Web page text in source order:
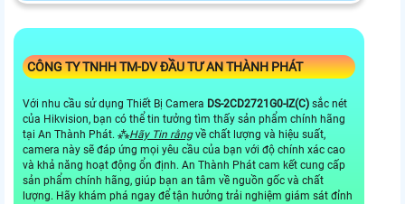
CÔNG TY TNHH TM-DV ĐẦU TƯ AN THÀNH PHÁT
Với nhu cầu sử dụng Thiết Bị Camera DS-2CD2721G0-IZ(C) sắc nét
của Hikvision, bạn có thể tin tưởng tìm thấy sản phẩm chính hãng
tại An Thành Phát. ⁂Hãy Tin rằngvề chất lượng và hiệu suất,
camera này sẽ đáp ứng mọi yêu cầu của bạn với độ chính xác cao
và khả năng hoạt động ổn định. An Thành Phát cam kết cung cấp
sản phẩm chính hãng, giúp bạn an tâm về nguồn gốc và chất
lượng. Hãy khám phá ngay để tận hưởng trải nghiệm giám sát đỉnh